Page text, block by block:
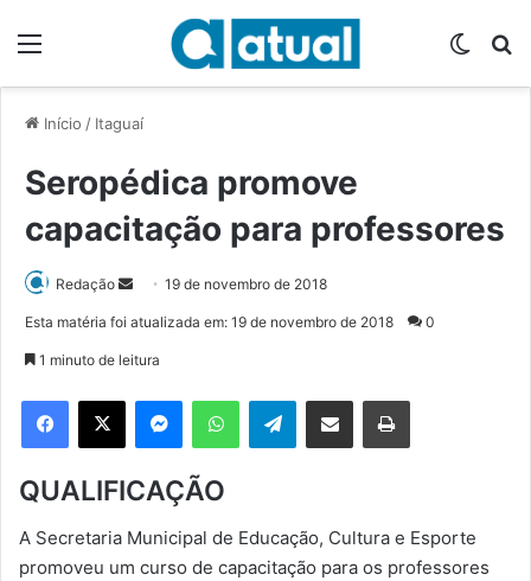
Início / Itaguaí
Seropédica promove
capacitação para professores
Redação
d
e
m
e
m
a
19 de novembro de 2018
Esta matéria foi atualizada em: 19 de novembro de 2018 0
1 minuto de leitura
Telegram
QUALIFICAÇÃO
A Secretaria Municipal de Educação, Cultura e Esporte
promoveu um curso de capacitação para os professores